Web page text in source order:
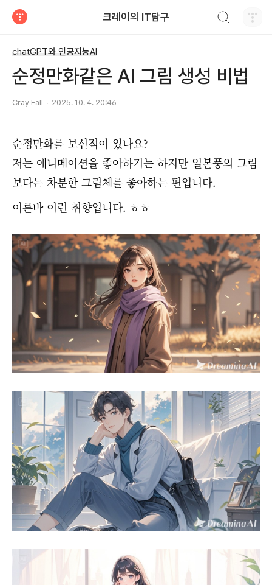
크레이의 IT탐구
chatGPT와 인공지능AI
순정만화같은 AI 그림 생성 비법
Cray Fall 2025. 10. 4. 20:46
순정만화를 보신적이 있나요?
저는 애니메이션을 좋아하기는 하지만 일본풍의 그림
보다는 차분한 그림체를 좋아하는 편입니다.
이른바 이런 취향입니다. ㅎㅎ